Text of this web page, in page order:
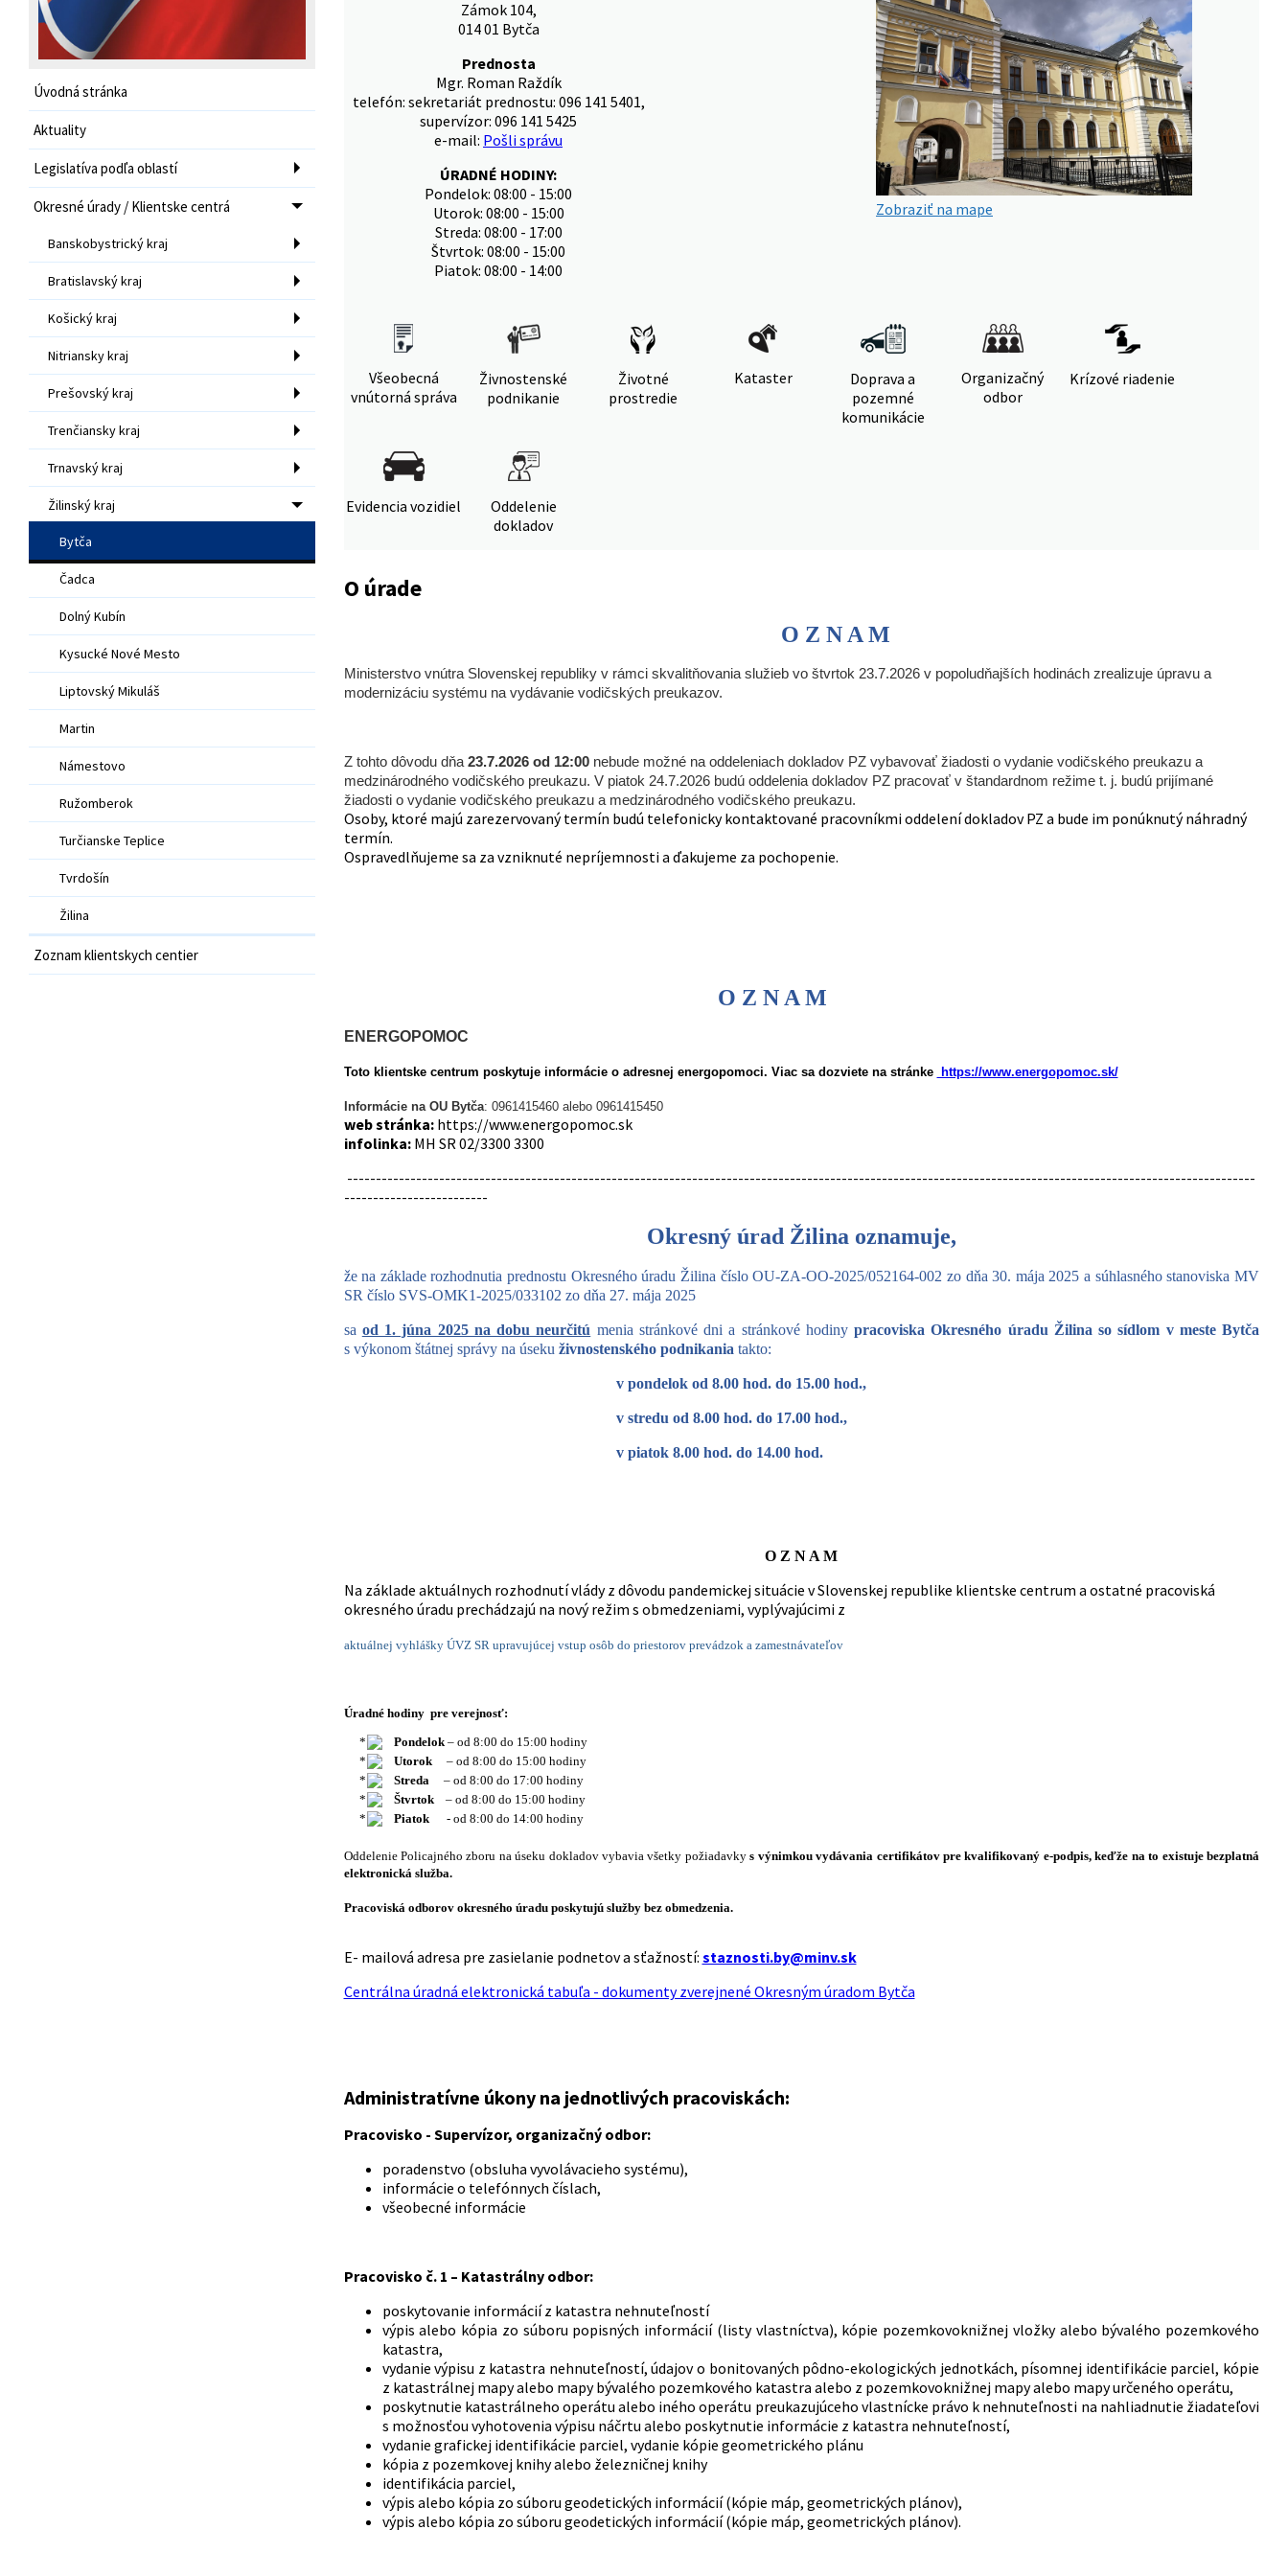
Úvodná stránka
Aktuality
Legislatíva podľa oblastí
Okresné úrady / Klientske centrá
Banskobystrický kraj
Bratislavský kraj
Košický kraj
Nitriansky kraj
Prešovský kraj
Trenčiansky kraj
Trnavský kraj
Žilinský kraj
Bytča
Čadca
Dolný Kubín
Kysucké Nové Mesto
Liptovský Mikuláš
Martin
Námestovo
Ružomberok
Turčianske Teplice
Tvrdošín
Žilina
Zoznam klientskych centier
Zámok 104,
014 01 Bytča
Prednosta
Mgr. Roman Raždík
telefón: sekretariát prednostu: 096 141 5401,
supervízor: 096 141 5425
e-mail: Pošli správu
ÚRADNÉ HODINY:
Pondelok: 08:00 - 15:00
Utorok: 08:00 - 15:00
Streda: 08:00 - 17:00
Štvrtok: 08:00 - 15:00
Piatok: 08:00 - 14:00
Zobraziť na mape
Všeobecná
vnútorná správa
Živnostenské
podnikanie
Životné
prostredie
Kataster
Doprava a
pozemné
komunikácie
Organizačný
odbor
Krízové riadenie
Evidencia vozidiel
Oddelenie
dokladov
O úrade
O Z N A M
Ministerstvo vnútra Slovenskej republiky v rámci skvalitňovania služieb vo štvrtok 23.7.2026 v popoludňajších hodinách zrealizuje úpravu a
modernizáciu systému na vydávanie vodičských preukazov.
Z tohto dôvodu dňa 23.7.2026 od 12:00nebude možné na oddeleniach dokladov PZ vybavovať žiadosti o vydanie vodičského preukazu a
medzinárodného vodičského preukazu. V piatok 24.7.2026 budú oddelenia dokladov PZ pracovať v štandardnom režime t. j. budú prijímané
žiadosti o vydanie vodičského preukazu a medzinárodného vodičského preukazu.
Osoby, ktoré majú zarezervovaný termín budú telefonicky kontaktované pracovníkmi oddelení dokladov PZ a bude im ponúknutý náhradný
termín.
Ospravedlňujeme sa za vzniknuté nepríjemnosti a ďakujeme za pochopenie.
O Z N A M
ENERGOPOMOC
Toto klientske centrum poskytuje informácie o adresnej energopomoci. Viac sa dozviete na stránke https://www.energopomoc.sk/
Informácie na OU Bytča: 0961415460 alebo 0961415450
web stránka:https://www.energopomoc.sk
infolinka:MH SR 02/3300 3300
--------------------------------------------------------------------------------------------------------------------------------------------------------------
-------------------------
Okresný úrad Žilina oznamuje,
že na základe rozhodnutia prednostu Okresného úradu Žilina číslo OU-ZA-OO-2025/052164-002 zo dňa 30. mája 2025 a súhlasného stanoviska MV
SR číslo SVS-OMK1-2025/033102 zo dňa 27. mája 2025
sa od 1. júna 2025 na dobu neurčitú menia stránkové dni a stránkové hodiny pracoviska Okresného úradu Žilina so sídlom v meste Bytča
s výkonom štátnej správy na úseku živnostenského podnikania takto:
v pondelok od 8.00 hod. do 15.00 hod.,
v stredu od 8.00 hod. do 17.00 hod.,
v piatok 8.00 hod. do 14.00 hod.
O Z N A M
Na základe aktuálnych rozhodnutí vlády z dôvodu pandemickej situácie v Slovenskej republike klientske centrum a ostatné pracoviská
okresného úradu prechádzajú na nový režim s obmedzeniami, vyplývajúcimi z
aktuálnej vyhlášky ÚVZ SR upravujúcej vstup osôb do priestorov prevádzok a zamestnávateľov
Úradné hodiny pre verejnosť:
Pondelok– od 8:00 do 15:00 hodiny
Utorok
– od 8:00 do 15:00 hodiny
Streda
– od 8:00 do 17:00 hodiny
Štvrtok
– od 8:00 do 15:00 hodiny
Piatok
- od 8:00 do 14:00 hodiny
Oddelenie Policajného zboru na úseku dokladov vybavia všetky požiadavkys výnimkou vydávania certifikátov pre kvalifikovaný e-podpis, keďže na to existuje bezplatná
elektronická služba.
Pracoviská odborov okresného úradu poskytujú služby bez obmedzenia.
E- mailová adresa pre zasielanie podnetov a sťažností: staznosti.by@minv.sk
Centrálna úradná elektronická tabuľa - dokumenty zverejnené Okresným úradom Bytča
Administratívne úkony na jednotlivých pracoviskách:
Pracovisko - Supervízor, organizačný odbor:
poradenstvo (obsluha vyvolávacieho systému),
informácie o telefónnych číslach,
všeobecné informácie
Pracovisko č. 1 – Katastrálny odbor:
poskytovanie informácií z katastra nehnuteľností
výpis alebo kópia zo súboru popisných informácií (listy vlastníctva), kópie pozemkovoknižnej vložky alebo bývalého pozemkového
katastra,
vydanie výpisu z katastra nehnuteľností, údajov o bonitovaných pôdno-ekologických jednotkách, písomnej identifikácie parciel, kópie
z katastrálnej mapy alebo mapy bývalého pozemkového katastra alebo z pozemkovoknižnej mapy alebo mapy určeného operátu,
poskytnutie katastrálneho operátu alebo iného operátu preukazujúceho vlastnícke právo k nehnuteľnosti na nahliadnutie žiadateľovi
s možnosťou vyhotovenia výpisu náčrtu alebo poskytnutie informácie z katastra nehnuteľností,
vydanie grafickej identifikácie parciel, vydanie kópie geometrického plánu
kópia z pozemkovej knihy alebo železničnej knihy
identifikácia parciel,
výpis alebo kópia zo súboru geodetických informácií (kópie máp, geometrických plánov),
výpis alebo kópia zo súboru geodetických informácií (kópie máp, geometrických plánov).